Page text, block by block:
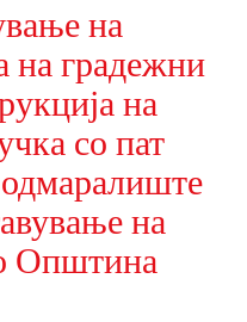
на
на градежни
на
со пат
на
Општина